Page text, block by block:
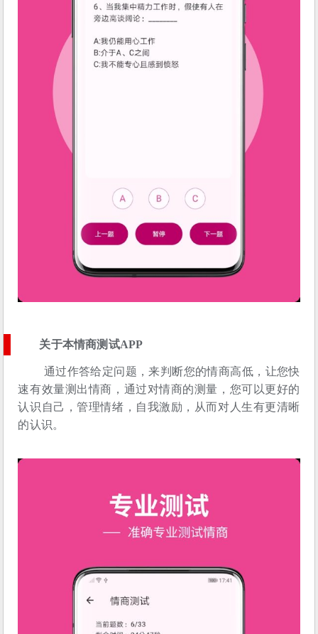
关于本情商测试APP
通过作答给定问题，来判断您的情商高低，让您快
速有效量测出情商，通过对情商的测量，您可以更好的
认识自己，管理情绪，自我激励，从而对人生有更清晰
的认识。